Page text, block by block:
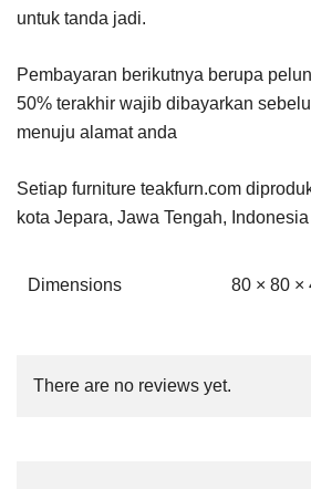
untuk tanda jadi.
Pembayaran berikutnya berupa
50% terakhir wajib dibayarkan
menuju alamat anda
Setiap furniture teakfurn.com
kota Jepara, Jawa Tengah, Indonesia
Dimensions 80 × 80 ×
There are no reviews yet.